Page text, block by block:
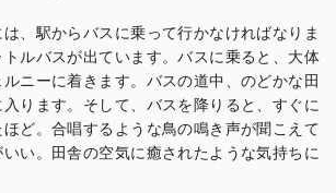
、駅からバスに乗って行かなければなりま
ルバスが出ています。バスに乗ると、大体
ニーに着きます。バスの道中、のどかな田
ります。そして、バスを降りると、すぐに
ど。合唱するような鳥の鳴き声が聞こえて
い。田舎の空気に癒されたような気持ちに